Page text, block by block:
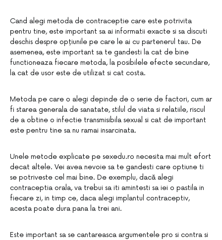
Cand alegi metoda de contraceptie care este potrivita
pentru tine, este important sa ai informatii exacte si sa discuti
deschis despre opțiunile pe care le ai cu partenerul tau. De
asemenea, este important sa te gandesti la cat de bine
functioneaza fiecare metoda, la posibilele efecte secundare,
la cat de usor este de utilizat si cat costa.
Metoda pe care o alegi depinde de o serie de factori, cum ar
fi starea generala de sanatate, stilul de viata si relatiile, riscul
de a obtine o infectie transmisibila sexual si cat de important
este pentru tine sa nu ramai insarcinata.
Unele metode explicate pe sexedu.ro necesita mai mult efort
decat altele. Vei avea nevoie sa te gandesti care optiune ti
se potriveste cel mai bine. De exemplu, dacă alegi
contraceptia orala, va trebui sa iti amintesti sa iei o pastila in
fiecare zi, in timp ce, daca alegi implantul contraceptiv,
acesta poate dura pana la trei ani.
Este important sa se cantareasca argumentele pro si contra si